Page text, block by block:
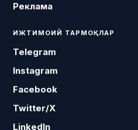
Реклама
ИЖТИМОИЙ ТАРМОҚЛАР
Telegram
Instagram
Facebook
Twitter/X
LinkedIn